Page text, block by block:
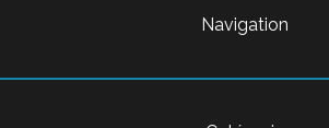
Navigation